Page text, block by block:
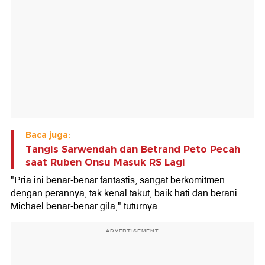
Baca juga:
Tangis Sarwendah dan Betrand Peto Pecah
saat Ruben Onsu Masuk RS Lagi
"Pria ini benar-benar fantastis, sangat berkomitmen
dengan perannya, tak kenal takut, baik hati dan berani.
Michael benar-benar gila," tuturnya.
ADVERTISEMENT